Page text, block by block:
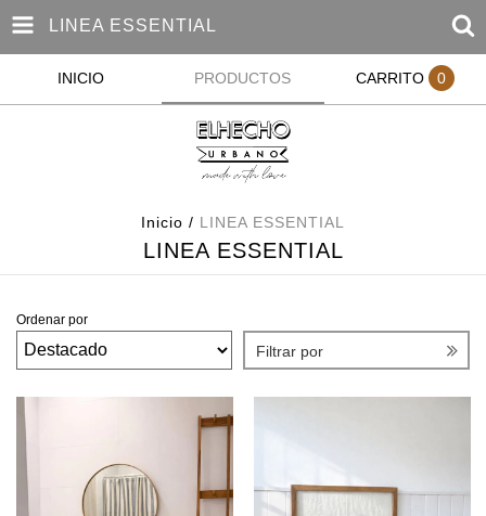
LINEA ESSENTIAL
INICIO PRODUCTOS CARRITO 0
Inicio / LINEA ESSENTIAL
LINEA ESSENTIAL
Ordenar por
Filtrar por